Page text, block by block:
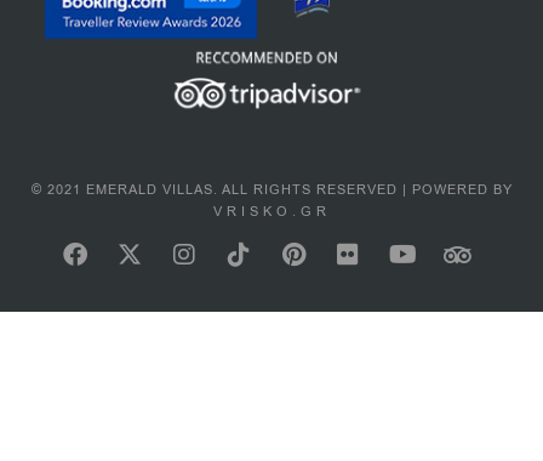
© 2021 EMERALD VILLAS. ALL RIGHTS RESERVED | POWERED BY
VRISKO.GR